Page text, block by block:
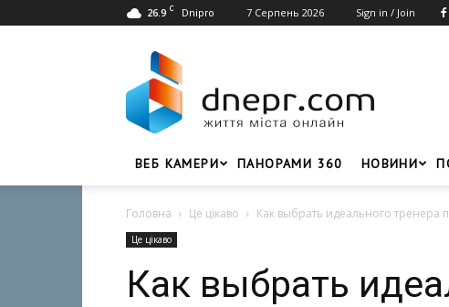
26.9 C Dnipro 7 Серпень 2026 Sign in / Join
Головний
портал
Дніпра
ВЕБ КАМЕРИ ПАНОРАМИ 360 НОВИНИ
Головна Це цікаво Как выбрать идеального тренера
Це цікаво
Как выбрать